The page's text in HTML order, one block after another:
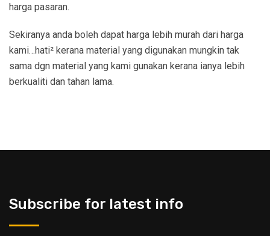
harga pasaran.
Sekiranya anda boleh dapat harga lebih murah dari harga
kami…hati² kerana material yang digunakan mungkin tak
sama dgn material yang kami gunakan kerana ianya lebih
berkualiti dan tahan lama.
Subscribe for latest info